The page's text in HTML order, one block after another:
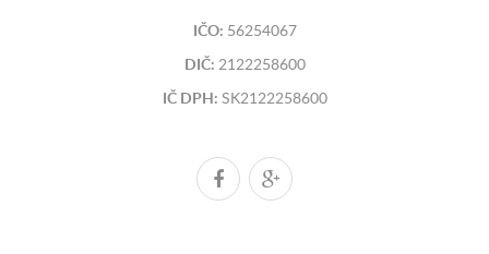
IČO: 56254067
DIČ: 2122258600
IČ DPH: SK2122258600